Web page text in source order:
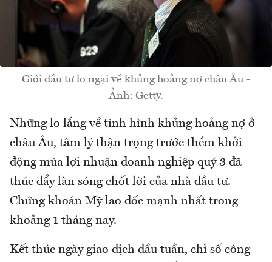
Giới đầu tư lo ngại về khủng hoảng nợ châu Âu -
Ảnh: Getty.
Những lo lắng về tình hình khủng hoảng nợ ở
châu Âu, tâm lý thận trọng trước thềm khởi
động mùa lợi nhuận doanh nghiệp quý 3 đã
thúc đẩy làn sóng chốt lời của nhà đầu tư.
Chứng khoán Mỹ lao dốc mạnh nhất trong
khoảng 1 tháng nay.
Kết thúc ngày giao dịch đầu tuần, chỉ số công